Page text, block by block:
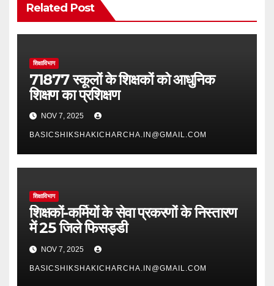
Related Post
शिक्षाविभाग
71877 स्कूलों के शिक्षकों को आधुनिक
शिक्षण का प्रशिक्षण
NOV 7, 2025
BASICSHIKSHAKICHARCHA.IN@GMAIL.COM
शिक्षाविभाग
शिक्षकों-कर्मियों के सेवा प्रकरणों के निस्तारण
में 25 जिले फिसड्डी
NOV 7, 2025
BASICSHIKSHAKICHARCHA.IN@GMAIL.COM